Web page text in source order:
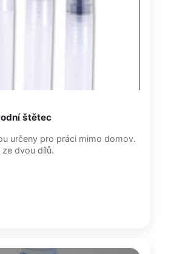
štětec
určeny pro práci mimo domov.
dvou dílů.